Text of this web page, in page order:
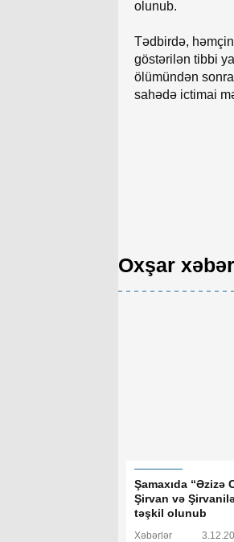
olunub.
Tədbirdə,
göstərilən tibbi
ölümündən
sahədə ictimai
Oxşar
Şamaxıda “Əzizə
Şirvan və
təşkil olunub
Xəbərlər